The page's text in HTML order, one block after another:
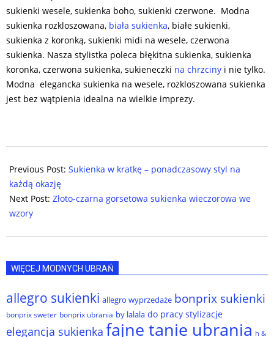
sukienki wesele, sukienka boho, sukienki czerwone. Modna
sukienka rozkloszowana, biała sukienka, białe sukienki,
sukienka z koronką, sukienki midi na wesele, czerwona
sukienka. Nasza stylistka poleca błękitna sukienka, sukienka
koronka, czerwona sukienka, sukieneczki na chrzciny i nie tylko.
Modna elegancka sukienka na wesele, rozkloszowana sukienka
jest bez wątpienia idealna na wielkie imprezy.
09-
19
Previous Post: Sukienka w kratkę – ponadczasowy styl na
każdą okazję
Next Post: Złoto-czarna gorsetowa sukienka wieczorowa we
wzory
WIĘCEJ MODNYCH UBRAŃ
allegro sukienki allegro wyprzedaże bonprix sukienki
bonprix sweter bonprix ubrania by lalala do pracy stylizacje
elegancja sukienka fajne tanie ubrania h &